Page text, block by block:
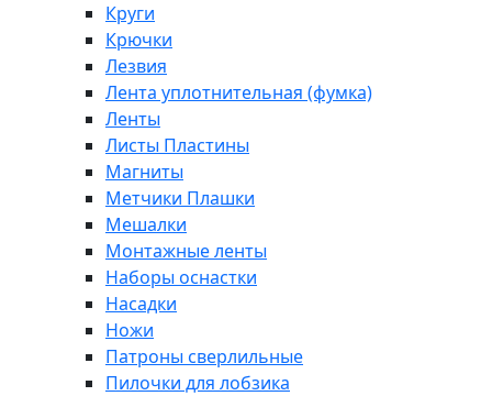
Круги
Крючки
Лезвия
Лента уплотнительная (фумка)
Ленты
Листы Пластины
Магниты
Метчики Плашки
Мешалки
Монтажные ленты
Наборы оснастки
Насадки
Ножи
Патроны сверлильные
Пилочки для лобзика